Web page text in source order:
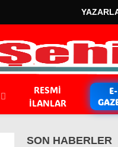
RESMI
İLANLAR
E-
SON HABERLER